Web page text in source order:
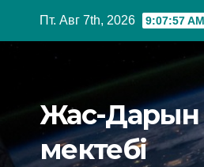
содержимому
Пт. Авг 7th, 2026 9:07:58 AM
Жас-Дарын
мектебі